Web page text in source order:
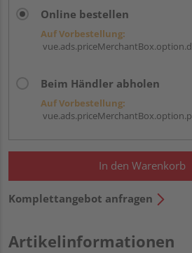
Online bestellen
Auf Vorbestellung:
Beim Händler abholen
Auf Vorbestellung:
In den Warenkorb
Komplettangebot anfragen
Artikelinformationen